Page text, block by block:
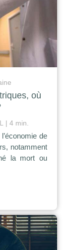
où
4 min.
de
notamment
la mort ou